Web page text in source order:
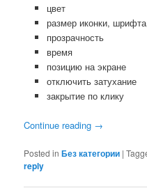
цвет
размер иконки,
прозрачность
время
позицию на экране
отключить затухание
закрытие по клику
Continue reading →
Posted in Без категории |
reply